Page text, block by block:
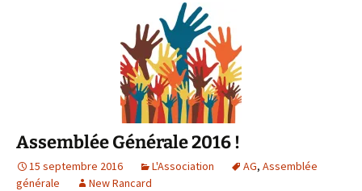
Assemblée Générale 2016 !
15 septembre 2016 L'Association AG, Assemblée
générale
New Rancard